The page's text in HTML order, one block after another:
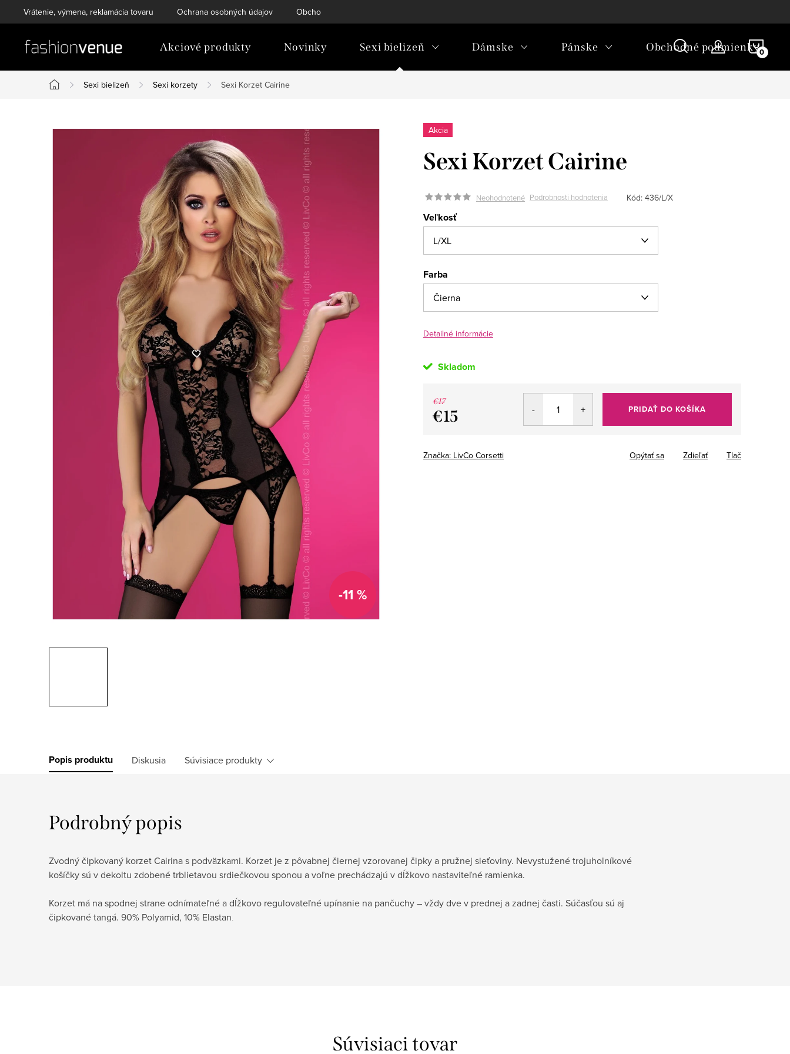
na
Vrátenie, výmena, reklamácia tovaru Ochrana osobných údajov Obchodné podmienky
Akciové produkty Novinky Sexi bielizeň Dámske Pánske Obchodné podmienky
Domov
Sexi bielizeň Sexi korzety Sexi Korzet Cairine
-11 %
Akcia
Sexi Korzet Cairine
Neohodnotené Podrobnosti hodnotenia Kód: 436/L/X
Veľkosť
Farba
Detailné informácie
Skladom
€17
€15 PRIDAŤ DO KOŠÍKA
Značka: LivCo Corsetti Tlač
Opýtať sa Zdieľať
Popis produktu Diskusia Súvisiace produkty
Podrobný popis
Zvodný čipkovaný korzet Cairina s podväzkami. Korzet je z pôvabnej čiernej vzorovanej čipky a pružnej sieťoviny. Nevystužené trojuholníkové
košíčky sú v dekoltu zdobené trblietavou srdiečkovou sponou a voľne prechádzajú v dĺžkovo nastaviteľné ramienka.
Korzet má na spodnej strane odnímateľné a dĺžkovo regulovateľné upínanie na pančuchy – vždy dve v prednej a zadnej časti. Súčasťou sú aj
čipkované tangá. 90% Polyamid, 10% Elastan
Súvisiaci tovar